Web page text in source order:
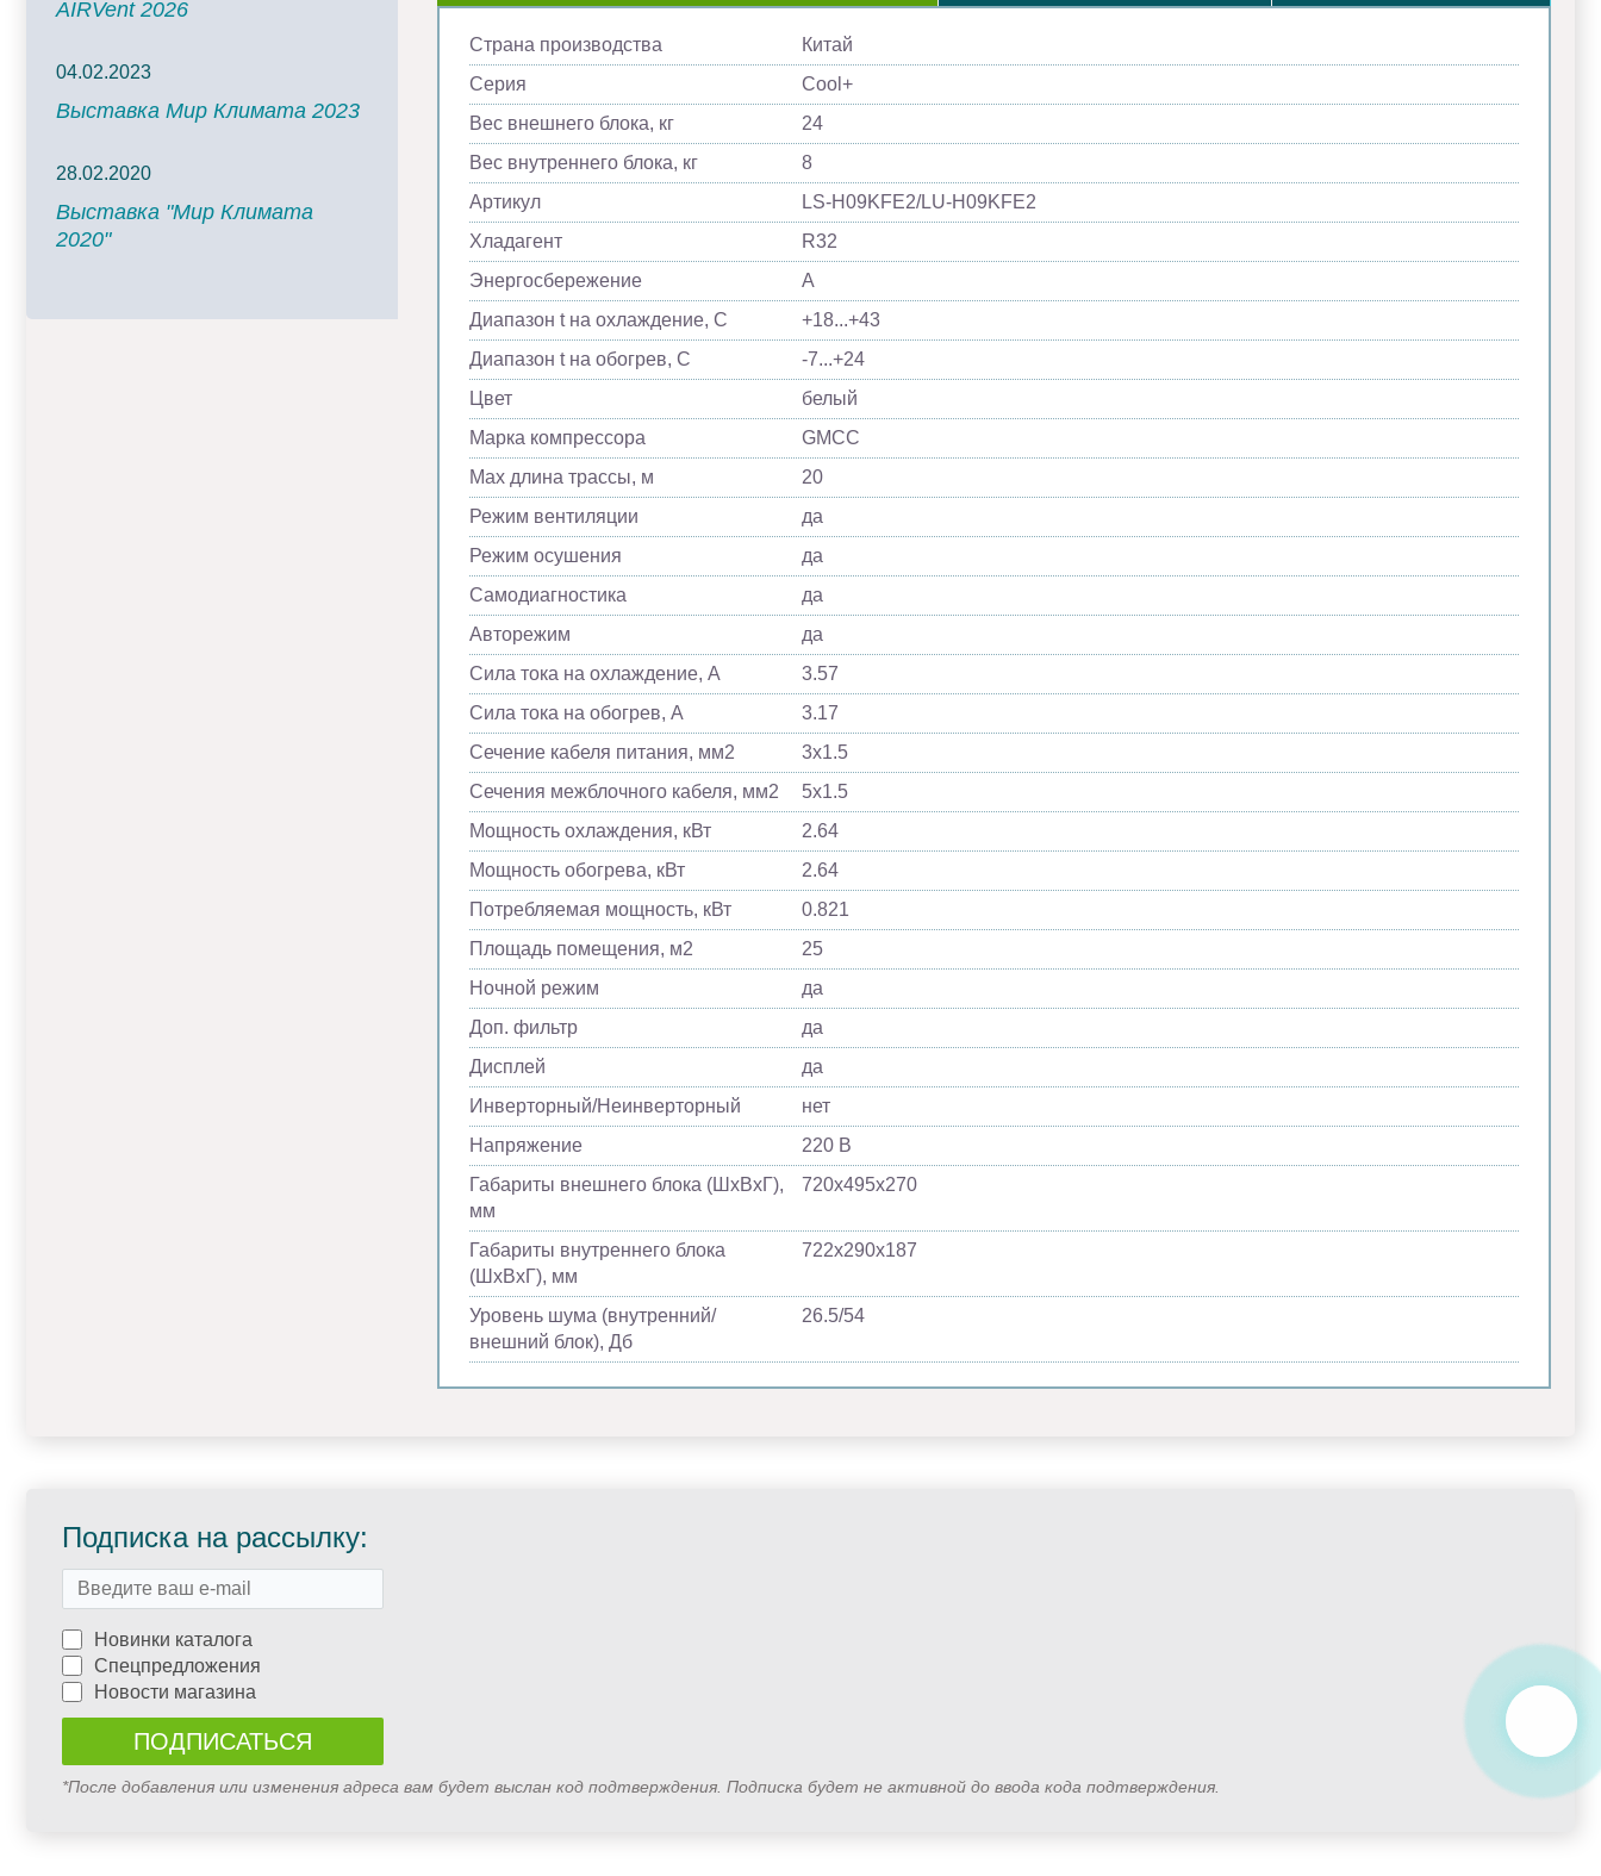
AIRVent 2026
04.02.2023
Выставка Мир Климата 2023
28.02.2020
Выставка "Мир Климата
2020"
Страна производства
Китай
Серия
Cool+
Вес внешнего блока, кг
24
Вес внутреннего блока, кг
8
Артикул
LS-H09KFE2/LU-H09KFE2
Хладагент
R32
Энергосбережение
A
Диапазон t на охлаждение, С
+18...+43
Диапазон t на обогрев, С
-7...+24
Цвет
белый
Марка компрессора
GMCC
Max длина трассы, м
20
Режим вентиляции
да
Режим осушения
да
Самодиагностика
да
Авторежим
да
Сила тока на охлаждение, А
3.57
Сила тока на обогрев, А
3.17
Сечение кабеля питания, мм2
3x1.5
Сечения межблочного кабеля, мм2
5x1.5
Мощность охлаждения, кВт
2.64
Мощность обогрева, кВт
2.64
Потребляемая мощность, кВт
0.821
Площадь помещения, м2
25
Ночной режим
да
Доп. фильтр
да
Дисплей
да
Инверторный/Неинверторный
нет
Напряжение
220 В
Габариты внешнего блока (ШхВхГ),
мм
720х495х270
Габариты внутреннего блока
(ШхВхГ), мм
722х290х187
Уровень шума (внутренний/
внешний блок), Дб
26.5/54
Подписка на рассылку:
Новинки каталога
Спецпредложения
Новости магазина
*После добавления или изменения адреса вам будет выслан код подтверждения. Подписка будет не активной до ввода кода подтверждения.